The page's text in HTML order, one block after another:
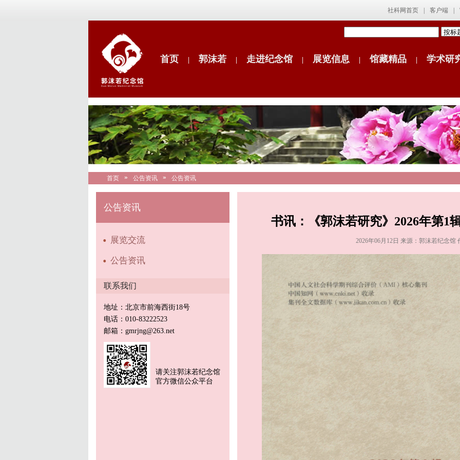
社科网首页 客户端
首页 郭沫若 走进纪念馆 展览信息 馆藏精品 学术研
首页 公告资讯 公告资讯
公告资讯
展览交流
公告资讯
联系我们
地址：北京市前海西街18号
电话：010-83222523
邮箱：gmrjng@263.net
请关注郭沫若纪念馆
官方微信公众平台
书讯：《郭沫若研究》2026年第1
2026年06月12日 来源：郭沫若纪念馆